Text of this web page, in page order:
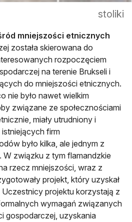
stoliki
mniejszości etnicznych
została skierowana do
rozpoczęciem
na terenie Brukseli i
do mniejszości etnicznych.
nie było nawet wielkim
związane ze społecznościami
miały utrudniony i
firm
było kilka, ale jednym z
W związku z tym flamandzkie
rzecz mniejszości, wraz z
projekt, który uzyskał
projektu korzystają z
wymagań związanych
gospodarczej, uzyskania